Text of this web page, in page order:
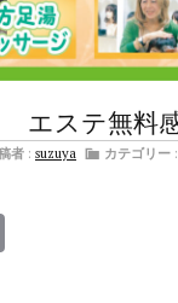
エステ無料
者 : suzuya カテゴリー :